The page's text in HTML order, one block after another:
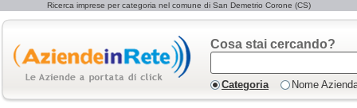
Ricerca imprese per categoria nel comune di San Demetrio Corone (CS)
Cosa stai cercando?
Categoria Nome